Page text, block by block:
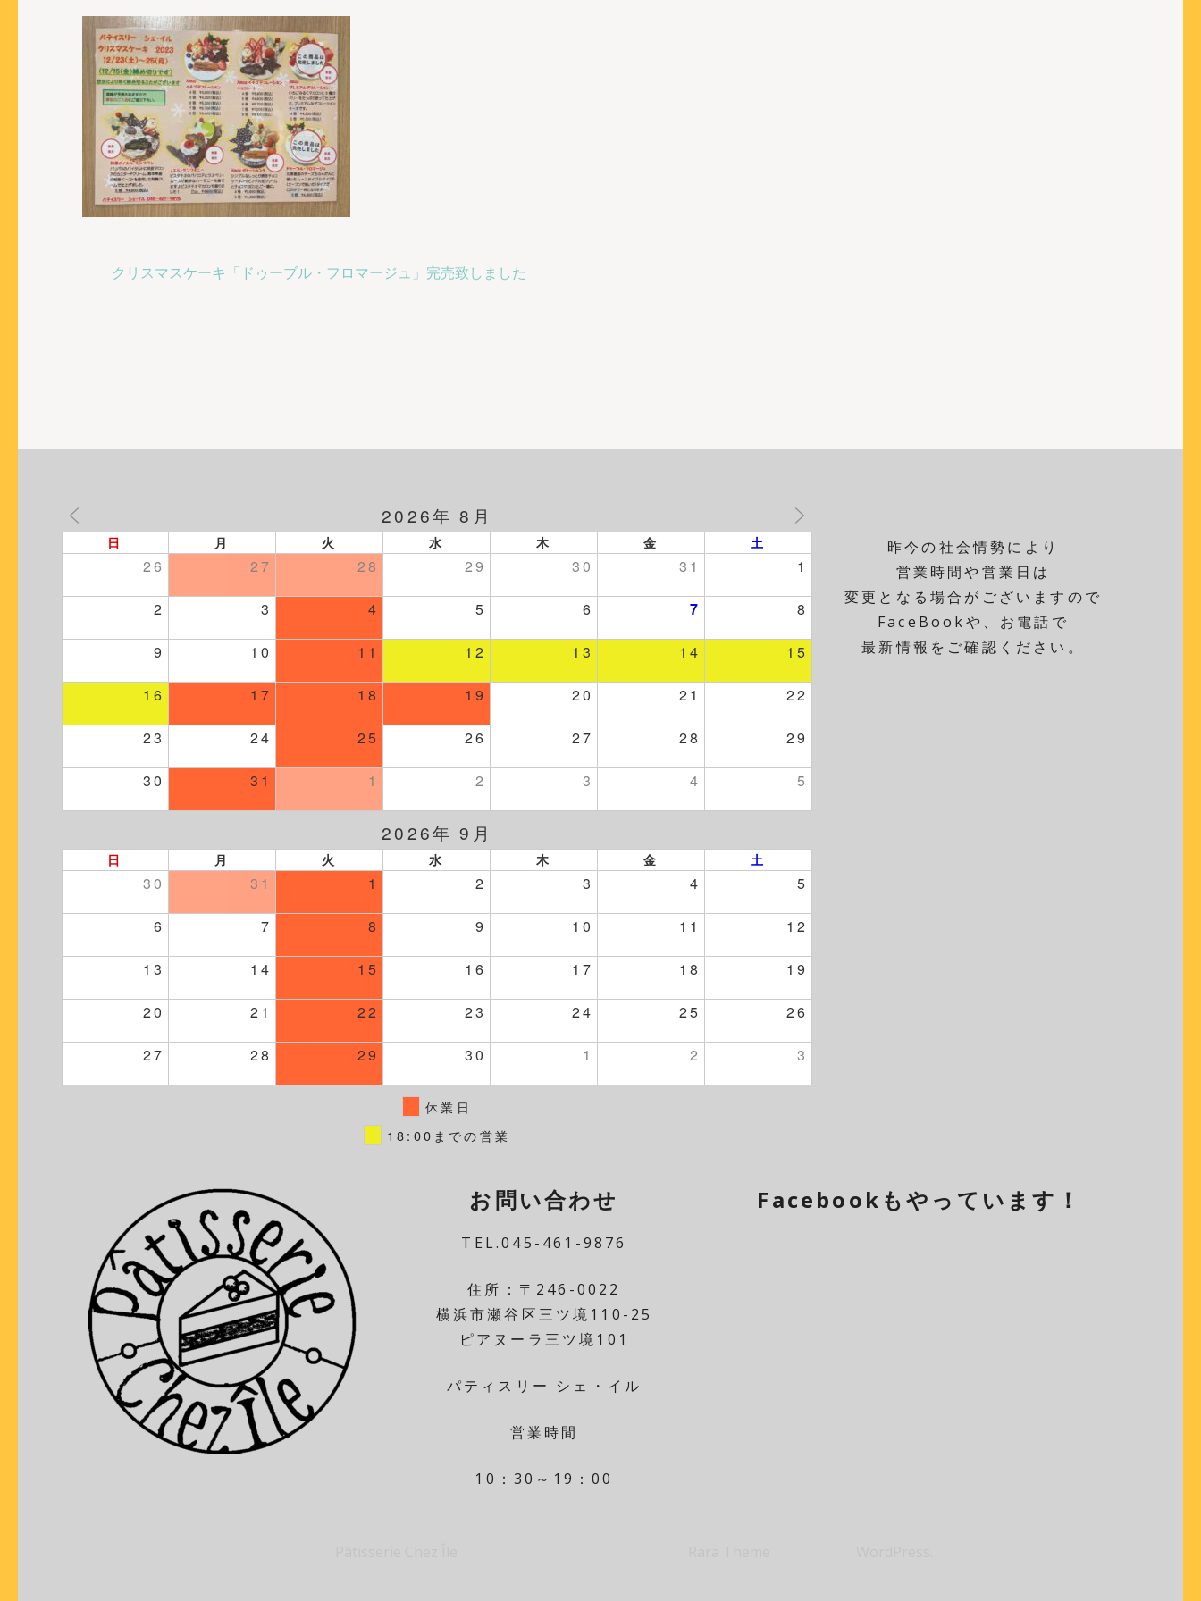
投
ョ
クリスマスケーキ「ドゥーブル・フロマージュ」完売致しました
2026年 8月
日 月 火 水 木 金 土
26 27 28 29 30 31 1
2 3 4 5 6 7 8
9 10 11 12 13 14 15
16 17 18 19 20 21 22
23 24 25 26 27 28 29
30 31 1 2 3 4 5
2026年 9月
日 月 火 水 木 金 土
30 31 1 2 3 4 5
6 7 8 9 10 11 12
13 14 15 16 17 18 19
20 21 22 23 24 25 26
27 28 29 30 1 2 3
休業日
18:00までの営業
昨今の社会情勢により
営業時間や営業日は
変更となる場合がございますので
FaceBookや、お電話で
最新情報をご確認ください。
お問い合わせ
TEL.045-461-9876
住所：〒246-0022
横浜市瀬谷区三ツ境110-25
ピアヌーラ三ツ境101
パティスリー シェ・イル
営業時間
10：30～19：00
Facebookもやっています！